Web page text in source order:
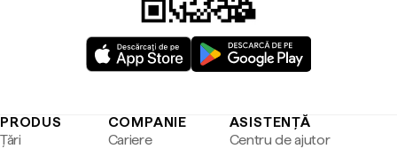
PRODUS
Țări
COMPANIE
Cariere
ASISTENȚĂ
Centru de ajutor